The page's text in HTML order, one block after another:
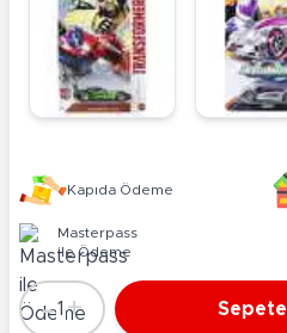
Kapıda Ödeme
Masterpass
ile Ödeme
Adet
-1 +